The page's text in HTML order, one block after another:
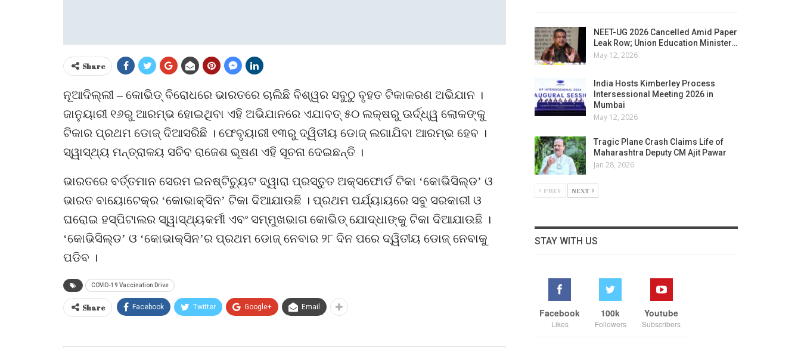
Share
ନୂଆଦିଲ୍ଲୀ – କୋଭିଡ୍ ବିରୋଧରେ ଭାରତରେ ଚାଲିଛି ବିଶ୍ୱର ସବୁଠୁ ବୃହତ ଟିକାକରଣ ଅଭିଯାନ ।
ଜାନୁୟାରୀ ୧୬ରୁ ଆରମ୍ଭ ହୋଇଥିବା ଏହି ଅଭିଯାନରେ ଏଯାବତ୍ ୫୦ ଲକ୍ଷରୁ ଊର୍ଦ୍ଧ୍ୱ ଲୋକଙ୍କୁ
ଟିକାର ପ୍ରଥମ ଡୋଜ୍ ଦିଆସରିଛି । ଫେବୃୟାରୀ ୧୩ରୁ ଦ୍ୱିତୀୟ ଡୋଜ୍ ଲଗାଯିବା ଆରମ୍ଭ ହେବ ।
ସ୍ୱାସ୍ଥ୍ୟ ମନ୍ତ୍ରାଳୟ ସଚିବ ରାଜେଶ ଭୂଷଣ ଏହି ସୂଚନା ଦେଇଛନ୍ତି ।
ଭାରତରେ ବର୍ତ୍ତମାନ ସେରମ ଇନଷ୍ଟିଚ୍ୟୁଟ ଦ୍ୱାରା ପ୍ରସ୍ତୁତ ଅକ୍ସଫୋର୍ଡ ଟିକା ‘କୋଭିସିଲ୍ଡ’ ଓ
ଭାରତ ବାୟୋଟେକ୍‌ର ‘କୋଭାକ୍ସିନ’ ଟିକା ଦିଆଯାଉଛି । ପ୍ରଥମ ପର୍ଯ୍ୟାୟରେ ସବୁ ସରକାରୀ ଓ
ଘରୋଇ ହସ୍ପିଟାଲର ସ୍ୱାସ୍ଥ୍ୟକର୍ମୀ ଏବଂ ସମ୍ମୁଖଭାଗ କୋଭିଡ୍ ଯୋଦ୍ଧାଙ୍କୁ ଟିକା ଦିଆଯାଉଛି ।
‘କୋଭିସିଲ୍ଡ’ ଓ ‘କୋଭାକ୍ସିନ’ର ପ୍ରଥମ ଡୋଜ୍ ନେବାର ୨୮ ଦିନ ପରେ ଦ୍ୱିତୀୟ ଡୋଜ୍ ନେବାକୁ
ପଡିବ ।
COVID-19 Vaccination Drive
Share Facebook Twitter Google+ Email
NEET-UG 2026 Cancelled Amid Paper
Leak Row; Union Education Minister…
May 12, 2026
India Hosts Kimberley Process
Intersessional Meeting 2026 in
Mumbai
May 12, 2026
Tragic Plane Crash Claims Life of
Maharashtra Deputy CM Ajit Pawar
Jan 28, 2026
PREV NEXT
STAY WITH US
Facebook
Likes
100k
Followers
Youtube
Subscribers